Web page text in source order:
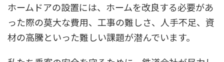
ホームドアの設置には、ホームを改良する必要があ
った際の莫大な費用、工事の難しさ、人手不足、資
材の高騰といった難しい課題が潜んでいます。